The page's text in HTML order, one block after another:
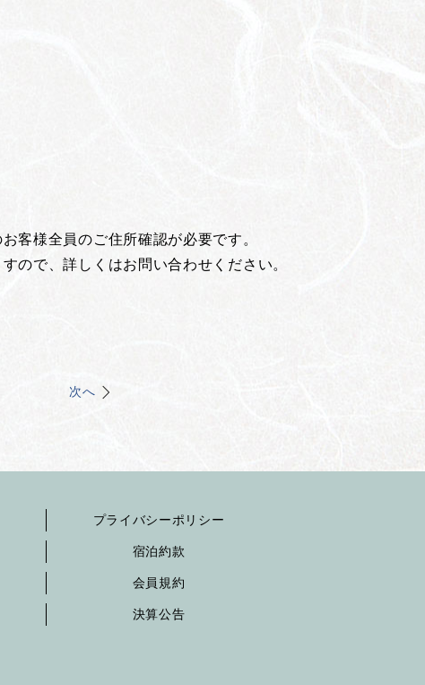
客様全員のご住所確認が必要です。
ので、詳しくはお問い合わせください。
次へ
プライバシーポリシー
宿泊約款
会員規約
決算公告